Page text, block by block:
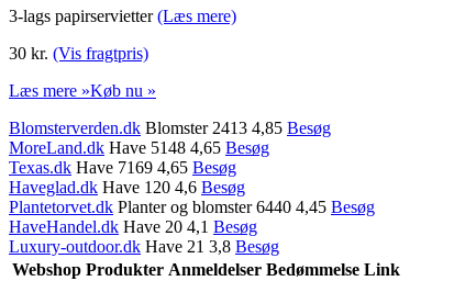
3-lags papirservietter(Læs mere)
30 kr. (Vis fragtpris)
Læs mere »Køb nu »
Blomsterverden.dk Blomster 2413 4,85 Besøg
MoreLand.dk Have 5148 4,65 Besøg
Texas.dk Have 7169 4,65 Besøg
Haveglad.dk Have 120 4,6 Besøg
Plantetorvet.dk Planter og blomster 6440 4,45 Besøg
HaveHandel.dk Have 20 4,1 Besøg
Luxury-outdoor.dk Have 21 3,8 Besøg
Webshop Produkter Anmeldelser Bedømmelse Link